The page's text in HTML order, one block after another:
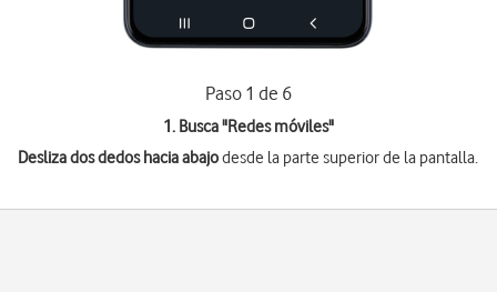
Paso 1 de 6
1. Busca "Redes móviles"
Desliza dos dedos hacia abajodesde la parte superior de la pantalla.